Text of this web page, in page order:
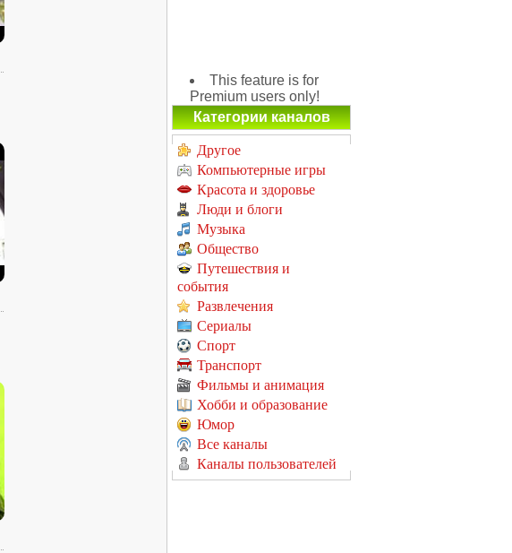
This feature is for
Premium users only!
Категории каналов
Другое
Компьютерные игры
Красота и здоровье
Люди и блоги
Музыка
Общество
Путешествия и
события
Развлечения
Сериалы
Спорт
Транспорт
Фильмы и анимация
Хобби и образование
Юмор
Все каналы
Каналы пользователей